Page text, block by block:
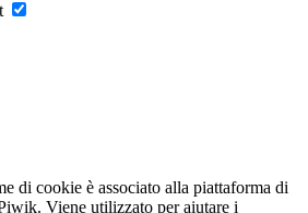
di cookie è associato alla piattaforma di
Viene utilizzato per aiutare i